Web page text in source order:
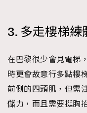
3. 多走樓梯練
在巴黎很少會見電梯
時更會故意行多點樓
前側的四頭肌，但需
儲力，而且需要挺胸